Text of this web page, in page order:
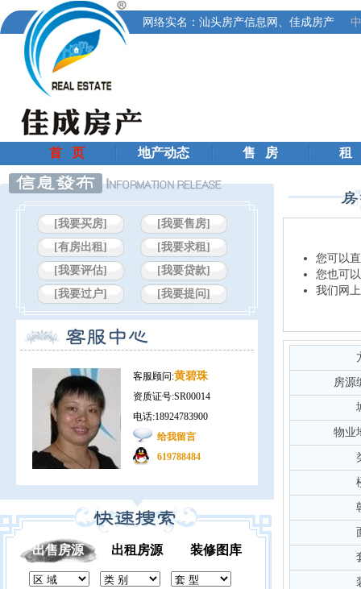
网络实名：汕头房产信息网、佳成房产
首 页 地产动态 售 房 租
[我要买房]
[我要售房]
[有房出租]
[我要求租]
[我要评估]
[我要贷款]
[我要过户]
[我要提问]
客服顾问:黄碧珠
资质证号:SR00014
电话:18924783900
给我留言
619788484
出售房源 出租房源 装修图库
您可以
您也可
我们网
房源
物业